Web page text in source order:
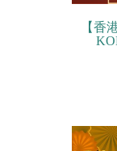
【香